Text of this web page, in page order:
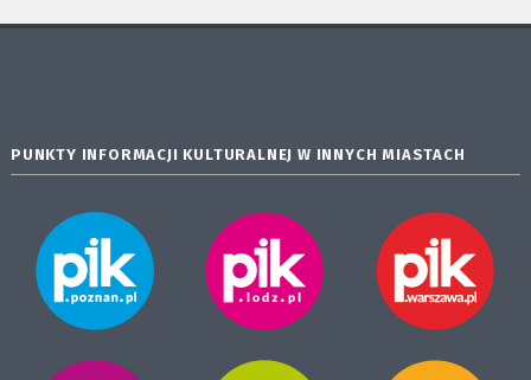
PUNKTY INFORMACJI KULTURALNEJ W INNYCH MIASTACH